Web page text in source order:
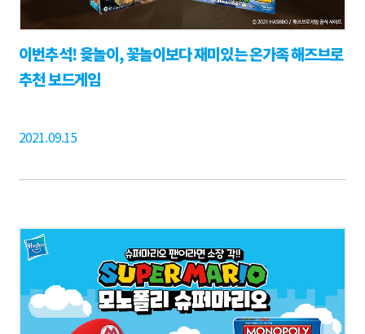
이번추석! 윷놀이, 꽃놀이보다 재미있는 온가족 해즈브로
추천 보드게임
2021.09.15